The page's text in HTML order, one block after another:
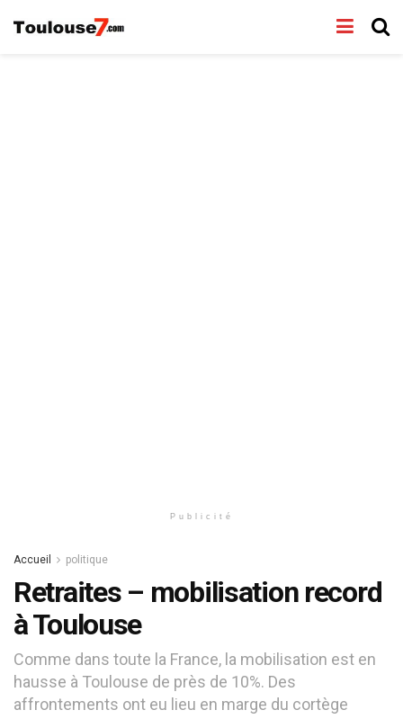
Publicité
Accueil politique
Retraites – mobilisation record
à Toulouse
Comme dans toute la France, la mobilisation est en
hausse à Toulouse de près de 10%. Des
affrontements ont eu lieu en marge du cortège